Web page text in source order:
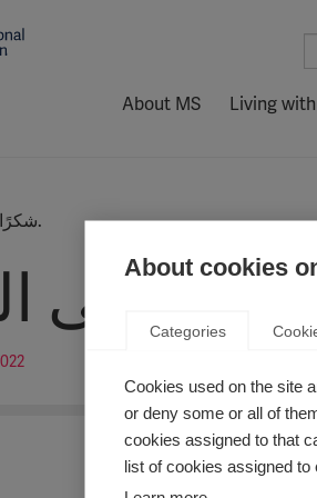
About MS Living
شكرًا لك على التسجيل.
About cookies
Categories
Cookies used on the site
or deny some or all of
cookies assigned to that
list of cookies assigned to